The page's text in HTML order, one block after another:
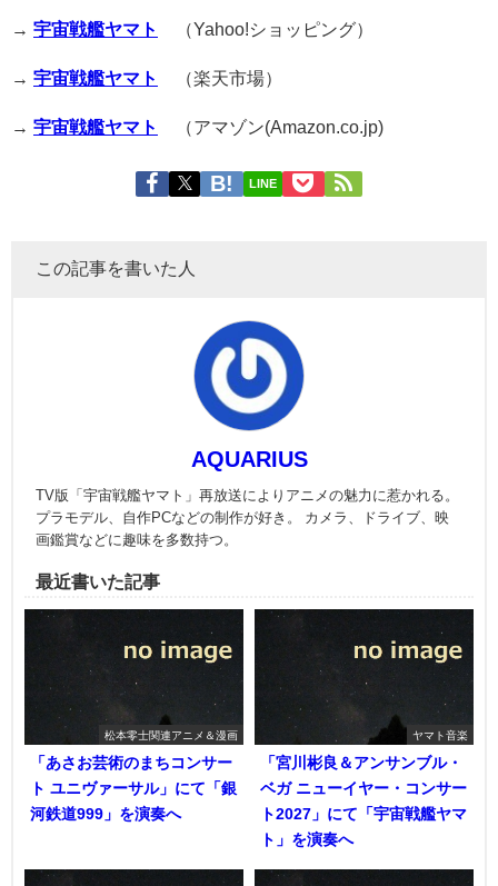
→ 宇宙戦艦ヤマト （Yahoo!ショッピング）
→ 宇宙戦艦ヤマト （楽天市場）
→ 宇宙戦艦ヤマト （アマゾン(Amazon.co.jp)
LINE
この記事を書いた人
AQUARIUS
TV版「宇宙戦艦ヤマト」再放送によりアニメの魅力に惹かれる。
プラモデル、自作PCなどの制作が好き。 カメラ、ドライブ、映
画鑑賞などに趣味を多数持つ。
最近書いた記事
松本零士関連アニメ＆漫画
「あさお芸術のまちコンサー
ト ユニヴァーサル」にて「銀
河鉄道999」を演奏へ
ヤマト音楽
「宮川彬良＆アンサンブル・
ベガ ニューイヤー・コンサー
ト2027」にて「宇宙戦艦ヤマ
ト」を演奏へ